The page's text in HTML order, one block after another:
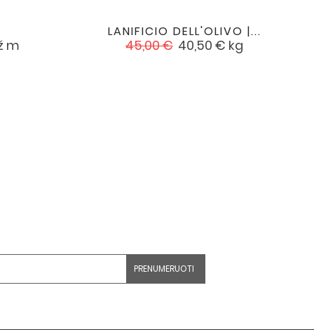
m
favorite
LANIFICIO DELL'OLIVO |...
Įprasta
45,00 € Kaina
40,50 € kg
 favorite